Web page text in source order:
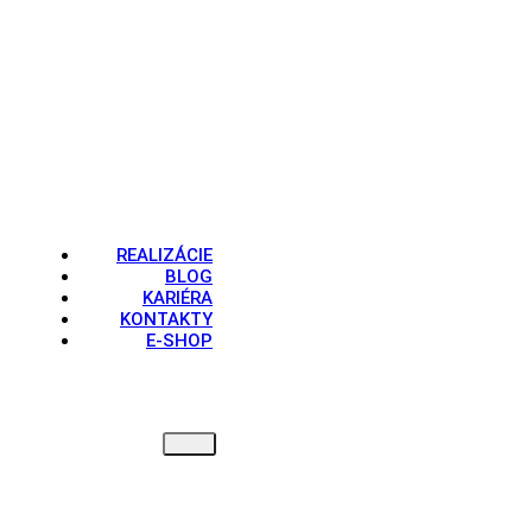
REALIZÁCIE
BLOG
KARIÉRA
KONTAKTY
E-SHOP